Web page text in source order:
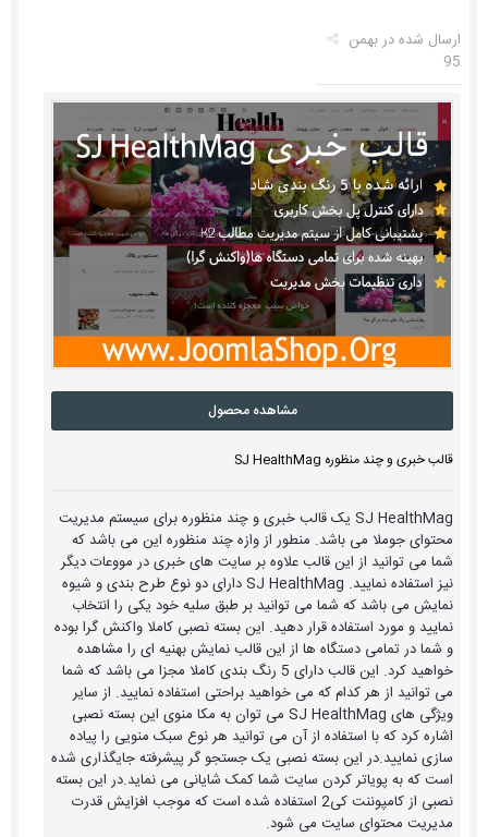
ارسال شده دربهمن
95
مشاهده محصول
قالب خبری و چند منظوره SJ HealthMag
SJ HealthMag یک قالب خبری و چند منظوره برای سیستم مدیریت
محتوای جوملا می باشد. منطور از وازه چند منظوره این می باشد که
شما می توانید از این قالب علاوه بر سایت های خبری در مووعات دیگر
نیز استفاده نمایید. SJ HealthMag دارای دو نوع طرح بندی و شیوه
نمایش می باشد که شما می توانید بر طبق سلیه خود یکی را انتخاب
نمایید و مورد استفاده قرار دهید. این بسته نصبی کاملا واکنش گرا بوده
و شما در تمامی دستگاه ها از این قالب نمایش بهنیه ای را مشاهده
خواهید کرد. این قالب دارای 5 رنگ بندی کاملا مجزا می باشد که شما
می توانید از هر کدام که می خواهید براحتی استفاده نمایید. از سایر
ویژگی های SJ HealthMag می توان به مکا منوی این بسته نصبی
اشاره کرد که با استفاده از آن می توانید هر نوع سبک منویی را پیاده
سازی نمایید.در این بسته نصبی یک جستجو گر پیشرفته جایگذاری شده
است که به پویاتر کردن سایت شما کمک شایانی می نماید.در این بسته
نصبی از کامپوننت کی2 استفاده شده است که موجب افزایش قدرت
مدیریت محتوای سایت می شود.